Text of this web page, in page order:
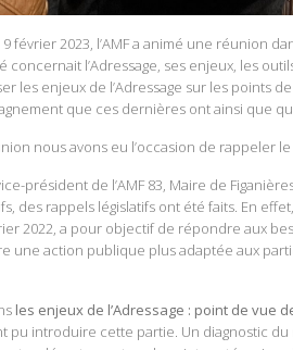
février 2023, l’AMF a animé une réunion
concernait l’Adressage, ses enjeux, les
les enjeux de l’Adressage sur les points
que ces dernières ont ainsi que
nous avons eu l’occasion de rappeler
président de l’AMF 83, Maire de
des rappels législatifs ont été faits. En
2022, a pour objectif de répondre aux
une action publique plus adaptée aux
les enjeux de l’Adressage : point de vue
pu introduire cette partie. Un diagnostic